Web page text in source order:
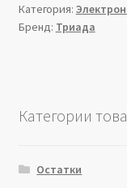
Категория:
Бренд: Триада
Категории
Остатки